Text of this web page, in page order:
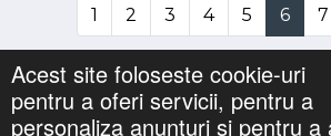
Acest site foloseste cookie-uri
pentru a oferi servicii, pentru a
personaliza anunturi si pentru a
1 2 3 4 5 6 7
Lista cu nume Căutari
Zile